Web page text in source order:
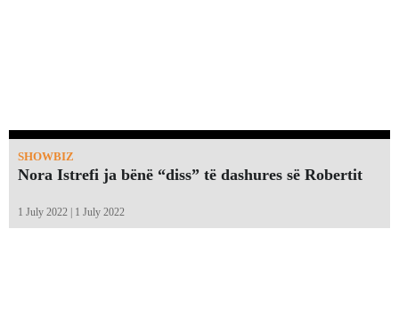
SHOWBIZ
Nora Istrefi ja bënë “diss” të dashures së Robertit
1 July 2022 | 1 July 2022